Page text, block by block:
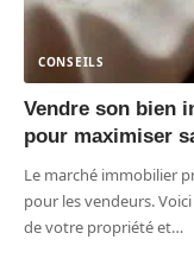
CONSEILS
Vendre son bien
pour maximiser
Le marché immobilier
pour les vendeurs.
de votre propriété et…